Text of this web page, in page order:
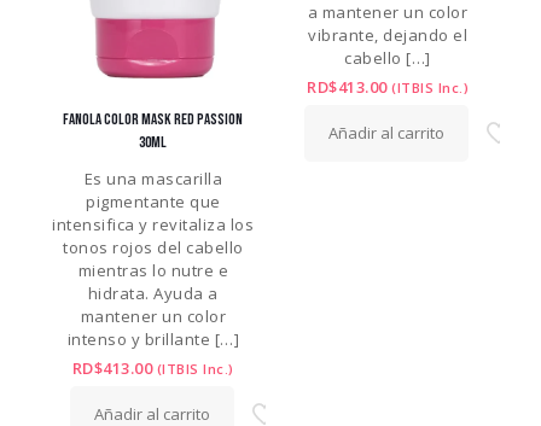
FANOLA COLOR MASK RED PASSION
30ML
Es una mascarilla
pigmentante que
intensifica y revitaliza los
tonos rojos del cabello
mientras lo nutre e
hidrata. Ayuda a
mantener un color
intenso y brillante […]
RD$413.00 (ITBIS Inc.)
Añadir al carrito
a mantener un color
vibrante, dejando el
cabello […]
RD$413.00 (ITBIS Inc.)
Añadir al carrito